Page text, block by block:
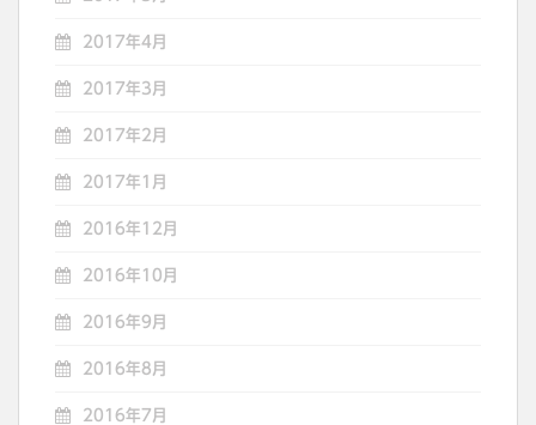
2017年4月
2017年3月
2017年2月
2017年1月
2016年12月
2016年10月
2016年9月
2016年8月
2016年7月